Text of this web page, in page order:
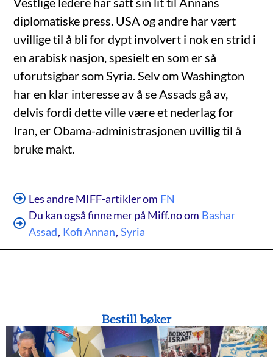
diplomatiske press. USA og andre har vært
uvillige til å bli for dypt involvert i nok en strid i
en arabisk nasjon, spesielt en som er så
uforutsigbar som Syria. Selv om Washington
har en klar interesse av å se Assads gå av,
delvis fordi dette ville være et nederlag for
Iran, er Obama-administrasjonen uvillig til å
bruke makt.
Les andre MIFF-artikler om FN
Du kan også finne mer på Miff.no om Bashar
Assad, Kofi Annan, Syria
Bestill bøker